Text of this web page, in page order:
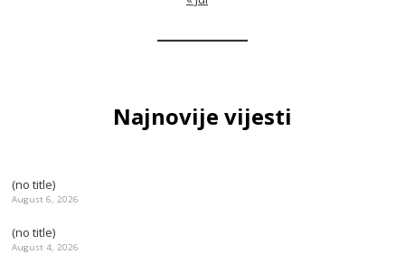
Najnovije vijesti
(no title)
August 6, 2026
(no title)
August 4, 2026